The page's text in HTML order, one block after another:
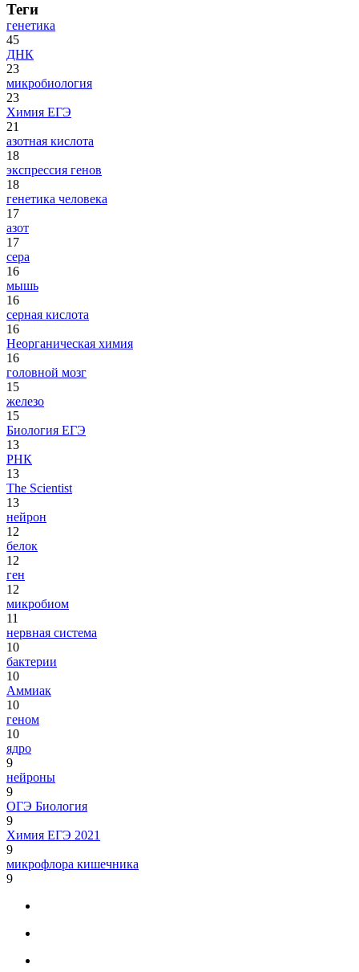
Теги
генетика
45
ДНК
23
микробиология
23
Химия ЕГЭ
21
азотная кислота
18
экспрессия генов
18
генетика человека
17
азот
17
сера
16
мышь
16
серная кислота
16
Неорганическая химия
16
головной мозг
15
железо
15
Биология ЕГЭ
13
РНК
13
The Scientist
13
нейрон
12
белок
12
ген
12
микробиом
11
нервная система
10
бактерии
10
Аммиак
10
геном
10
ядро
9
нейроны
9
ОГЭ Биология
9
Химия ЕГЭ 2021
9
микрофлора кишечника
9